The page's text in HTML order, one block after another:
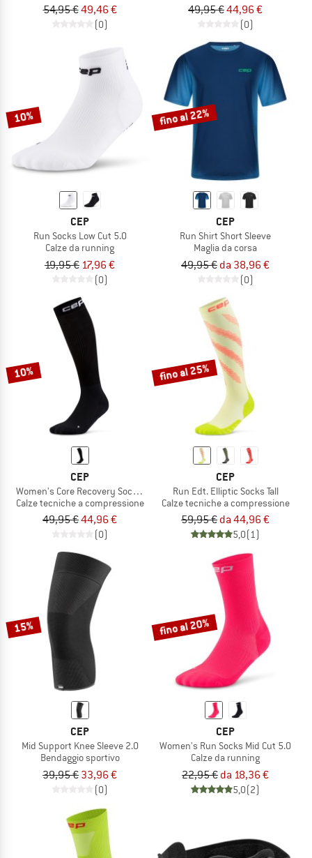
54,95 €49,46 €
(0)
49,95 €44,96 €
(0)
10%
CEP
Run Socks Low Cut 5.0
Calze da running
19,95 € 17,96 €
(0)
fino al 22%
CEP
Run Shirt Short Sleeve
Maglia da corsa
49,95 € da 38,96 €
(0)
10%
CEP
Women's Core Recovery Socks Tall 2.0
Calze tecniche a compressione
49,95 €44,96 €
(0)
fino al 25%
CEP
Run Edt. Elliptic Socks Tall
Calze tecniche a compressione
59,95 € da 44,96 €
5,0(1)
15%
CEP
Mid Support Knee Sleeve 2.0
Bendaggio sportivo
39,95 € 33,96 €
(0)
fino al 20%
CEP
Women's Run Socks Mid Cut 5.0
Calze da running
22,95 € da 18,36 €
5,0(2)